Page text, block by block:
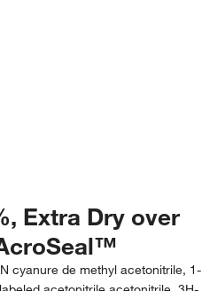
Extra Dry over
cyanure de methyl acetonitrile, 1-